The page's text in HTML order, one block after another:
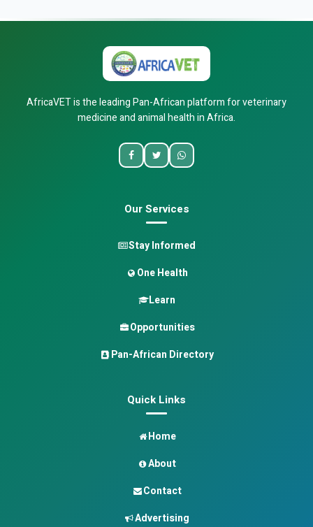
AfricaVET is the leading Pan-African platform for veterinary
medicine and animal health in Africa.
Our Services
Stay Informed
One Health
Learn
Opportunities
Pan-African Directory
Quick Links
Home
About
Contact
Advertising